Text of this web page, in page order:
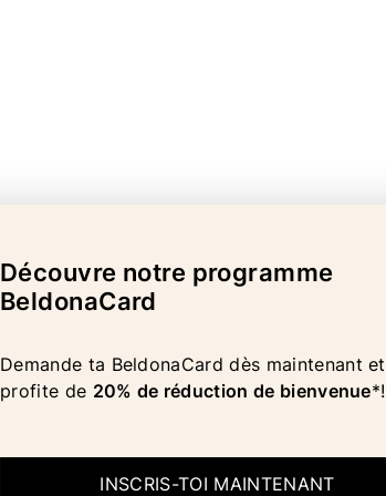
Découvre notre programme
BeldonaCard
Demande ta BeldonaCard dès maintenant et
profite de 20% de réduction de bienvenue*!
INSCRIS-TOI MAINTENANT